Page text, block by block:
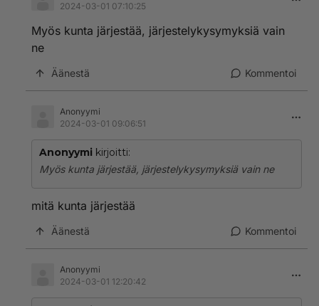
2024-03-01 07:10:25
Myös kunta järjestää, järjestelykysymyksiä vain
ne
Äänestä Kommentoi
Anonyymi
2024-03-01 09:06:51
Anonyymi kirjoitti:
Myös kunta järjestää, järjestelykysymyksiä vain ne
mitä kunta järjestää
Äänestä Kommentoi
Anonyymi
2024-03-01 12:20:42